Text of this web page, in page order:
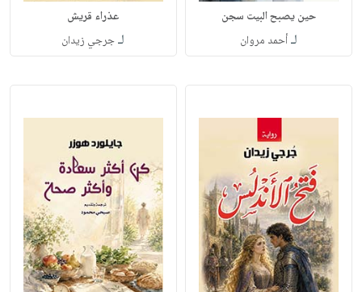
حين يصبح البيت سجن
لـأحمد مروان
عذراء قريش
لـجرجي زيدان